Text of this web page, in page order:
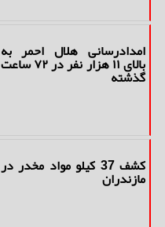
امدادرسانی هلال احمر به
بالای ۱۱ هزار نفر در ۷۲ ساعت
گذشته
کشف 37 کیلو مواد مخدر در
مازندران